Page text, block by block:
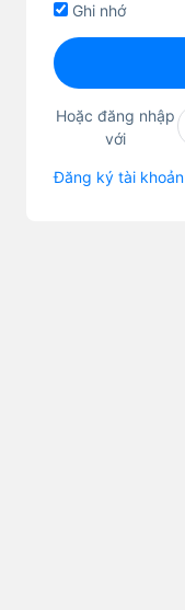
Ghi nhớ
Hoặc đăng nhập
với
Đăng ký tài khoản